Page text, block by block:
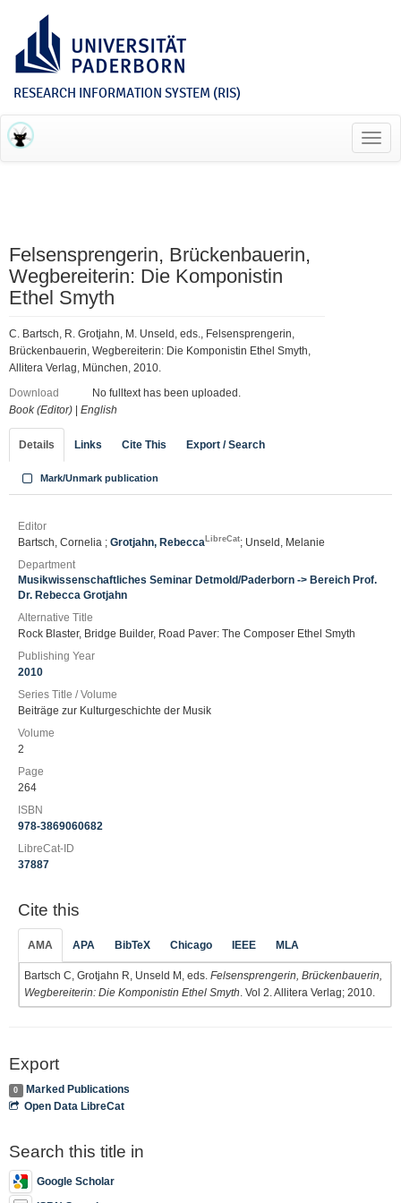
RESEARCH INFORMATION SYSTEM (RIS)
Felsensprengerin, Brückenbauerin,
Wegbereiterin: Die Komponistin
Ethel Smyth
C. Bartsch, R. Grotjahn, M. Unseld, eds., Felsensprengerin,
Brückenbauerin, Wegbereiterin: Die Komponistin Ethel Smyth,
Allitera Verlag, München, 2010.
Download
No fulltext has been uploaded.
Book (Editor)
English
Details Links Cite This Export / Search
Mark/Unmark publication
Editor
Bartsch, Cornelia ; Grotjahn, Rebecca LibreCat; Unseld, Melanie
Department
Musikwissenschaftliches Seminar Detmold/Paderborn -> Bereich Prof.
Dr. Rebecca Grotjahn
Alternative Title
Rock Blaster, Bridge Builder, Road Paver: The Composer Ethel Smyth
Publishing Year
2010
Series Title / Volume
Beiträge zur Kulturgeschichte der Musik
Volume
2
Page
264
ISBN
978-3869060682
LibreCat-ID
37887
Cite this
AMA APA BibTeX Chicago IEEE MLA
Bartsch C, Grotjahn R, Unseld M, eds. Felsensprengerin, Brückenbauerin,
Wegbereiterin: Die Komponistin Ethel Smyth . Vol 2. Allitera Verlag; 2010.
Export
0
Marked Publications
Open Data LibreCat
Search this title in
Google Scholar